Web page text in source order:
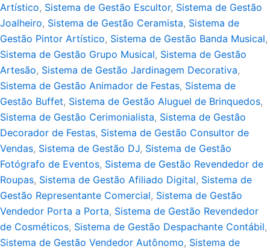
Artístico, Sistema de Gestão Escultor, Sistema de Gestão
Joalheiro, Sistema de Gestão Ceramista, Sistema de
Gestão Pintor Artístico, Sistema de Gestão Banda Musical,
Sistema de Gestão Grupo Musical, Sistema de Gestão
Artesão, Sistema de Gestão Jardinagem Decorativa,
Sistema de Gestão Animador de Festas, Sistema de
Gestão Buffet, Sistema de Gestão Aluguel de Brinquedos,
Sistema de Gestão Cerimonialista, Sistema de Gestão
Decorador de Festas, Sistema de Gestão Consultor de
Vendas, Sistema de Gestão DJ, Sistema de Gestão
Fotógrafo de Eventos, Sistema de Gestão Revendedor de
Roupas, Sistema de Gestão Afiliado Digital, Sistema de
Gestão Representante Comercial, Sistema de Gestão
Vendedor Porta a Porta, Sistema de Gestão Revendedor
de Cosméticos, Sistema de Gestão Despachante Contábil,
Sistema de Gestão Vendedor Autônomo, Sistema de